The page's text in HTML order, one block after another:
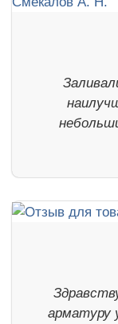
арматуру